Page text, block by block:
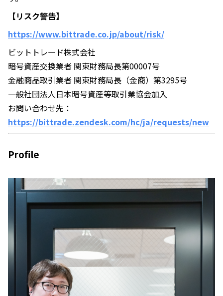
【リスク警告】
https://www.bittrade.co.jp/about/risk/
ビットトレード株式会社
暗号資産交換業者 関東財務局長第00007号
金融商品取引業者 関東財務局長（金商）第3295号
一般社団法人日本暗号資産等取引業協会加入
お問い合わせ先：
https://bittrade.zendesk.com/hc/ja/requests/new
Profile